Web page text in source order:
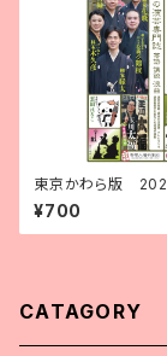
東京かわら版 2025
年３月号
¥700
CATAGORY